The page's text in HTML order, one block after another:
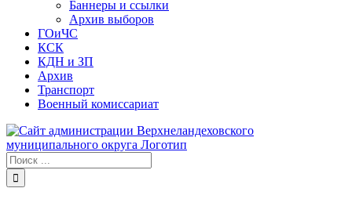
Баннеры и ссылки
Архив выборов
ГОиЧС
КСК
КДН и ЗП
Архив
Транспорт
Военный комиссариат
Результат
поиска: